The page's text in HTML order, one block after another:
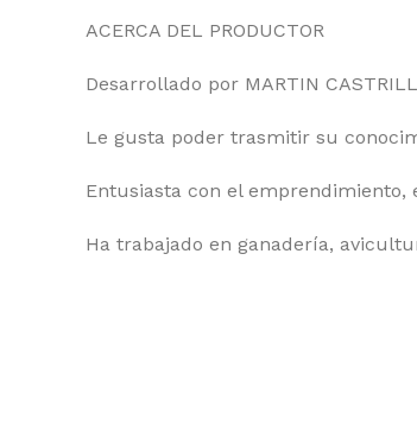
ACERCA DEL PRODUCTOR
Desarrollado por MARTIN
Le gusta poder trasmitir su
Entusiasta con el emprendimiento,
Ha trabajado en ganadería,